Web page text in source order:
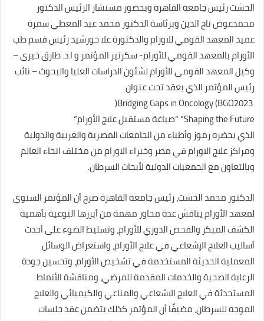
الخشت رئيس جامعة القاهرة وبحضور مستشار الرئيس الدكتور
محمدعوض تاج الدين وبرئاسة الدكتور محمد عبد المعطي سمرة
عميد المعهد القومي للاورام والدكتورة علا خورشيد رئيس قسم طب
الأورام بالمعهد القومي للأورام- سكرتير المؤتمر و ا.د. طارق خيرى –
وكيل المعهد القومى للأورام لشئون الدراسات العليا والبحوث – نائب
رئيس المؤتمر الذي يعقد تحت عنوان
Shaping the Future” “صياغة مستقبل علاج الأورام”
الذي يحضره رموز وأطباء من الجامعات المصرية والعربية والدولية
ومراكز علاج الاورام في مصر وخبراء الاورام من مختلف انحاء العالم
وبالتعاون مع الجمعيات الدولية لأبحاث السرطان.
الدكتور محمد الخشت، رئيس جامعة القاهرة صرح أن المؤتمر السنوي
لمعهد الأورام يناقش عدة محاور مهمة من أبرزها التوعية بأهمية
الكشف المبكر والفحص الدوري للأورام، وتسليط الضوء على أحدث
أساليب العلاج الإشعاعي في علاج الأورام، واستعراض الوسائل
المعملية الحديثة المستخدمة في تشخيص الأورام، وتحسين جودة
الرعاية الصحية والخدمات المقدمة للمرضي، ومناقشة الأنماط
المستحدثة في العلاج الاشعاعي والمناعي والكيميائي والعلاج
الموجه للسرطان، مضيفًا أن المؤتمر كذلك يتضمن عقد جلسات